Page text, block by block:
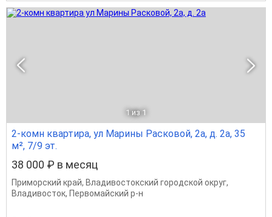
1 из 1
2-комн квартира, ул Марины Расковой, 2а, д. 2а, 35
м², 7/9 эт.
38 000 ₽ в месяц
Приморский край, Владивостокский городской округ,
Владивосток, Первомайский р-н